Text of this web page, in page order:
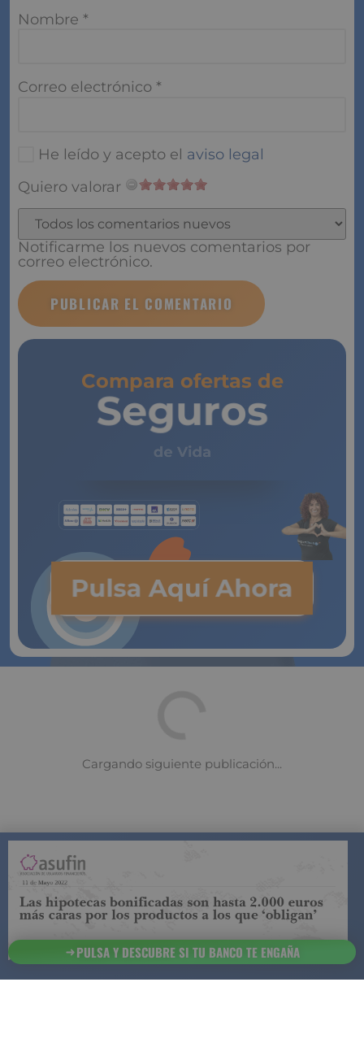
Nombre *
Correo electrónico *
He leído y acepto el aviso legal
Quiero valorar
Notificarme los nuevos comentarios por
correo electrónico.
Compara ofertas de
Seguros
de Vida
Pulsa Aquí Ahora
COMPARADOR DE SEGUROS DE VIDASUJETO A LA
REGULACIÓN DE LA DIRECCIÓN GENERAL DE
SEGUROS
ESTA ES LAINFORMACIÓNSOBRE
91 218 93 299 Contacto
PULSA Y DESCUBRE SI TU BANCO TE ENGAÑA